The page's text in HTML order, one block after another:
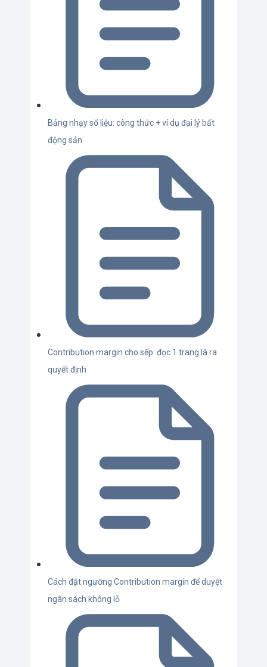
Bảng nhạy số liệu: công thức + ví dụ đại lý bất
động sản
Contribution margin cho sếp: đọc 1 trang là ra
quyết định
Cách đặt ngưỡng Contribution margin để duyệt
ngân sách không lỗ